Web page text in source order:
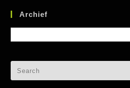
Archief
Archief